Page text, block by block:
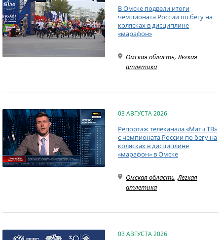
В Омске подвели итоги
чемпионата России по бегу на
колясках в дисциплине
«марафон»
Омская область,Легкая
атлетика
03 АВГУСТА 2026
Репортаж телеканала «Матч ТВ»
с чемпионата России по бегу на
колясках в дисциплине
«марафон» в Омске
Омская область,Легкая
атлетика
03 АВГУСТА 2026